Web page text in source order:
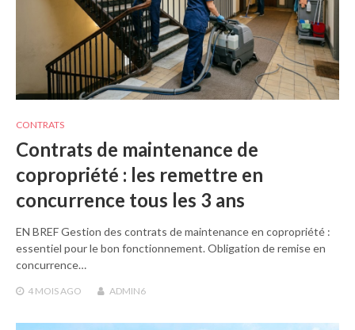
CONTRATS
Contrats de maintenance de
copropriété : les remettre en
concurrence tous les 3 ans
EN BREF Gestion des contrats de maintenance en copropriété :
essentiel pour le bon fonctionnement. Obligation de remise en
concurrence…
4 MOIS AGO ADMIN6